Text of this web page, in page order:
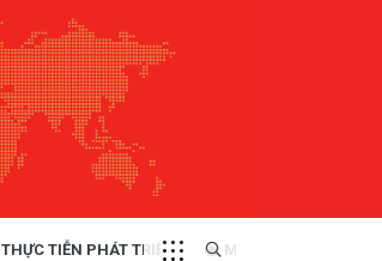
THỰC TIỄN PHÁT TRIỂN MULTIMEDIA